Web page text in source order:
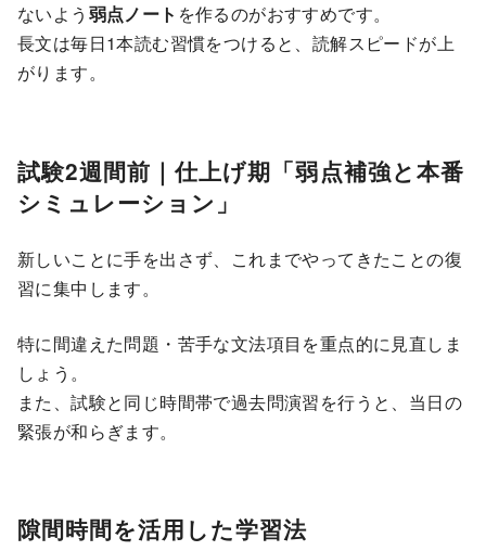
ないよう 弱点ノート を作るのがおすすめです。
長文は毎日1本読む習慣をつけると、読解スピードが上
がります。
試験2週間前｜仕上げ期「弱点補強と本番
シミュレーション」
新しいことに手を出さず、これまでやってきたことの復
習に集中します。
特に間違えた問題・苦手な文法項目を重点的に見直しま
しょう。
また、試験と同じ時間帯で過去問演習を行うと、当日の
緊張が和らぎます。
隙間時間を活用した学習法